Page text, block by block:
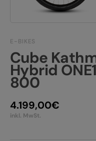
E-BIKE FULLY
E-BIKE TOUR
PRODUKTRÜCKRUFE
E-BIKES
Cube
Hybrid
800
4.199,00€
inkl. MwSt.